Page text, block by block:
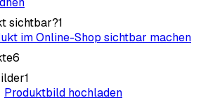
sichtbar?1
im Online-Shop sichtbar machen
6
1
Produktbild hochladen